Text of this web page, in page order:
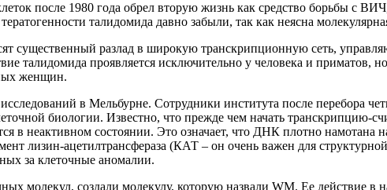
после 1980 года обрел вторую жизнь как средство борьбы с
талидомида давно забыли, так как неясна
существенный разлад в широкую транскрипционную сеть,
талидомида проявляется исключительно у человека и приматов,
женщин.
в Мельбурне. Сотрудники института после перебора
биологии. Известно, что прежде чем начать транскрипцию-
в неактивном состоянии. Это означает, что ДНК плотно намотана
лизин-ацетилтрансфераза (КАТ – он очень важен для
за клеточные аномалии.
молекул, создали молекулу, которую назвали WM. Ее действие в